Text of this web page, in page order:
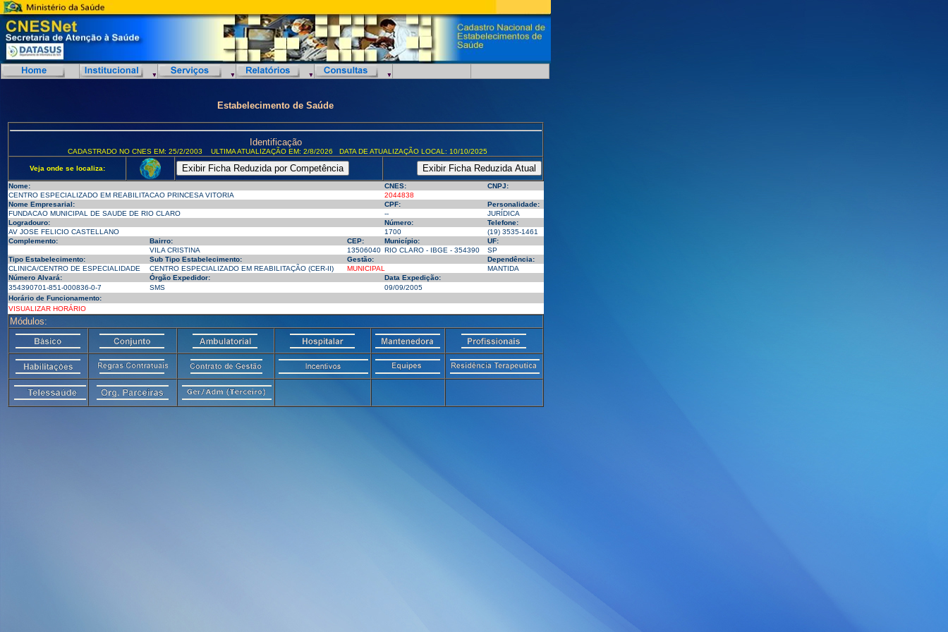
Estabelecimento de Saúde
Identificação
CADASTRADO NO CNES EM: 25/2/2003 ULTIMA ATUALIZAÇÃO EM: 2/8/2026 DATA DE ATUALIZAÇÃO LOCAL: 10/10/2025
Veja onde se localiza:
Nome: CNES:
CNPJ:
CENTRO ESPECIALIZADO EM REABILITACAO PRINCESA VITORIA
2044838
Nome Empresarial:
CPF:
Personalidade:
FUNDACAO MUNICIPAL DE SAUDE DE RIO CLARO
--
JURÍDICA
Logradouro:
Número:
Telefone:
AV JOSE FELICIO CASTELLANO
1700
(19) 3535-1461
Complemento:
Bairro: CEP: Município:
UF:
VILA CRISTINA
13506040 RIO CLARO - IBGE - 354390
SP
Tipo Estabelecimento:
Sub Tipo Estabelecimento: Gestão:
Dependência:
CLINICA/CENTRO DE ESPECIALIDADE
CENTRO ESPECIALIZADO EM REABILITAÇÃO (CER-II) MUNICIPAL
MANTIDA
Número Alvará:
Órgão Expedidor:
Data Expedição:
354390701-851-000836-0-7
SMS
09/09/2005
Horário de Funcionamento:
VISUALIZAR HORÁRIO
Módulos: